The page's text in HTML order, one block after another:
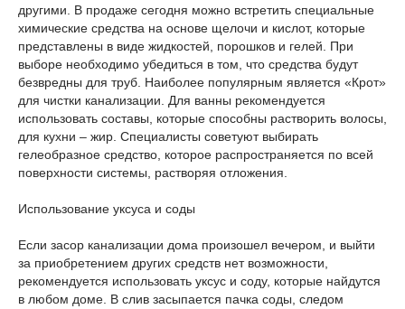
другими. В продаже сегодня можно встретить специальные
химические средства на основе щелочи и кислот, которые
представлены в виде жидкостей, порошков и гелей. При
выборе необходимо убедиться в том, что средства будут
безвредны для труб. Наиболее популярным является «Крот»
для чистки канализации. Для ванны рекомендуется
использовать составы, которые способны растворить волосы,
для кухни – жир. Специалисты советуют выбирать
гелеобразное средство, которое распространяется по всей
поверхности системы, растворяя отложения.
Использование уксуса и соды
Если засор канализации дома произошел вечером, и выйти
за приобретением других средств нет возможности,
рекомендуется использовать уксус и соду, которые найдутся
в любом доме. В слив засыпается пачка соды, следом